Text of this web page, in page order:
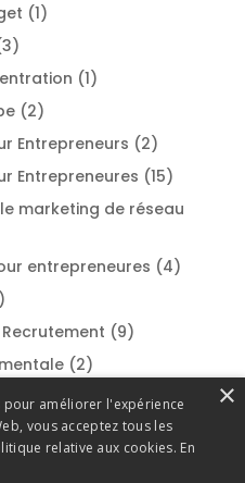
(1)
(1)
(2)
Entrepreneurs (2)
Entrepreneures (15)
marketing de réseau
entrepreneures (4)
(9)
(2)
(1)
×
améliorer l'expérience
vous acceptez tous les
relative aux cookies. En